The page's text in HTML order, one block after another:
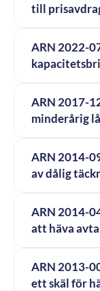
till
ARN 2022-
ARN 2017-
minderårig
ARN 2014-
av dålig
ARN 2014-
att häva
ARN 2013-
ett skäl för